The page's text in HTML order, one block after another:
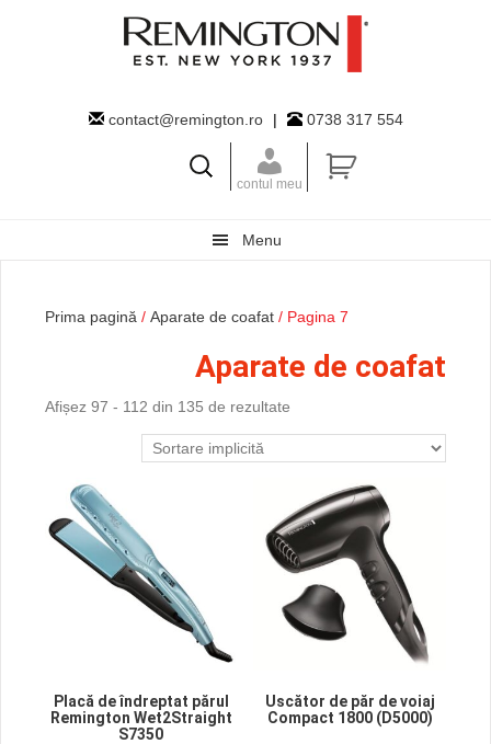
contact@remington.ro
| 0738 317 554
contul meu
Menu
Prima pagină / Aparate de coafat / Pagina 7
Aparate de coafat
Afișez 97 - 112 din 135 de rezultate
Placă de îndreptat părul
Remington Wet2Straight
S7350
Uscător de păr de voiaj
Compact 1800 (D5000)